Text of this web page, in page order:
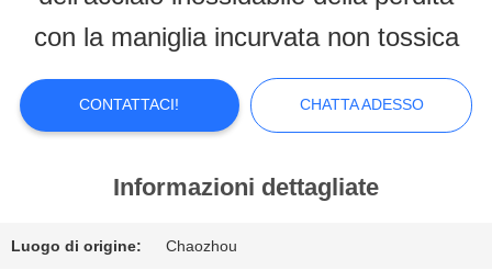
CIRCA
NOI
GIRO
FABBRICA
con la maniglia incurvata non tossica
CONTATTACI! CHATTA ADESSO
Informazioni dettagliate
Luogo di origine: Chaozhou